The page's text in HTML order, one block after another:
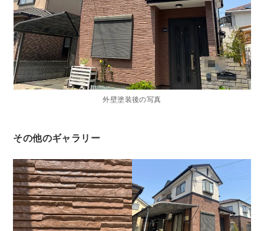
外壁塗装後の写真
その他のギャラリー